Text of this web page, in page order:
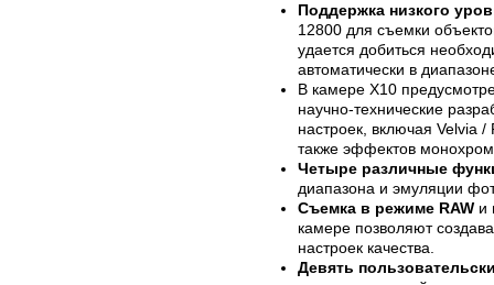
Поддержка низкого
12800 для съемки
удается добиться
автоматически в
В камере X10
научно-технические
настроек, включая Velvia
также эффектов
Четыре различные
диапазона и эмуляции
Съемка в режиме RAW и
камере позволяют
настроек качества.
Девять